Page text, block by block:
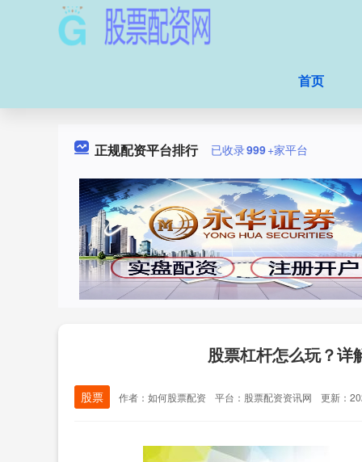
首页
正规配资平台排行 已收录999+家平台
股票杠杆怎么玩？详
股票 作者：如何股票配资 平台：股票配资资讯网 更新：